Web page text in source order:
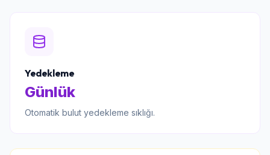
Yedekleme
Günlük
Otomatik bulut yedekleme sıklığı.